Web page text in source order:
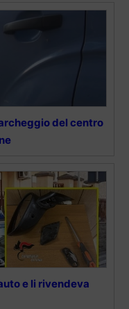
del centro
e li rivendeva